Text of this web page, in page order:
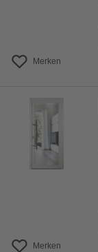
Merken
Merken